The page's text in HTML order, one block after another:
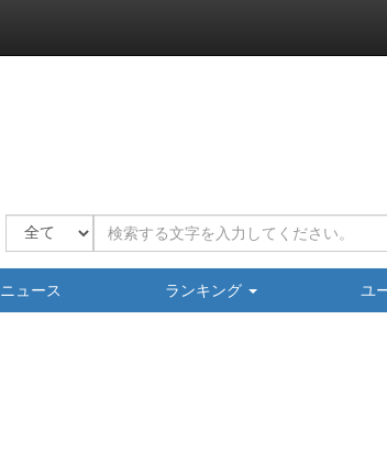
ニュース ランキング ユ